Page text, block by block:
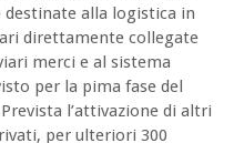
destinate alla logistica in
direttamente collegate
merci e al sistema
per la pima fase del
l’attivazione di altri
per ulteriori 300